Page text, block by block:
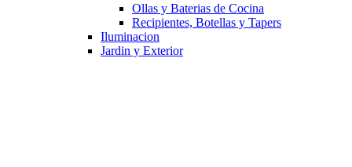
Ollas y Baterias de Cocina
Recipientes, Botellas y Tapers
Iluminacion
Jardin y Exterior